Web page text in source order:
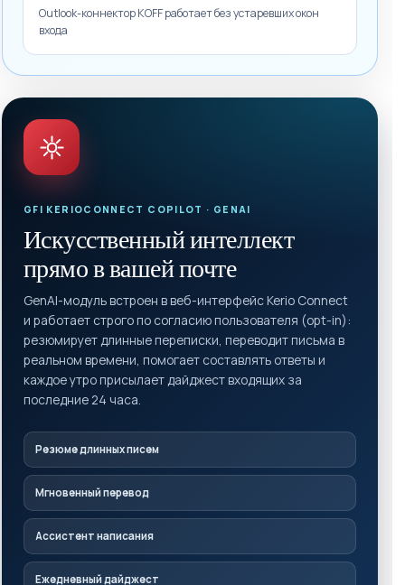
Outlook-коннектор KOFF работает без устаревших окон
входа
GFI KERIOCONNECT COPILOT · GENAI
Искусственный интеллект
прямо в вашей почте
GenAI-модуль встроен в веб-интерфейс Kerio Connect
и работает строго по согласию пользователя (opt-in):
резюмирует длинные переписки, переводит письма в
реальном времени, помогает составлять ответы и
каждое утро присылает дайджест входящих за
последние 24 часа.
Резюме длинных писем
Мгновенный перевод
Ассистент написания
Ежедневный дайджест